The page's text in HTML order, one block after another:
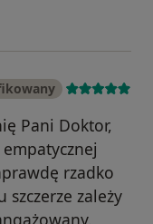
Pani Doktor,
rzadko
szczerze zależy